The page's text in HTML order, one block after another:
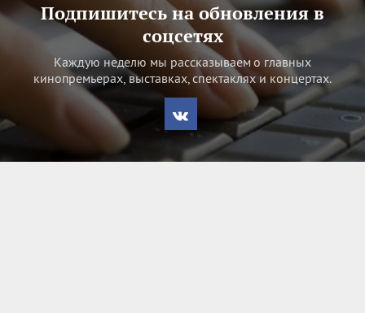
Подпишитесь на обновления в
соцсетях
Каждую неделю мы рассказываем о главных
кинопремьерах, выставках, спектаклях и концертах.